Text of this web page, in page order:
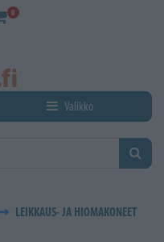
0
Valikko
LEIKKAUS- JA HIOMAKONEET